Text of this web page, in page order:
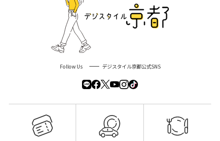
Follow Us デジスタイル京都公式SNS